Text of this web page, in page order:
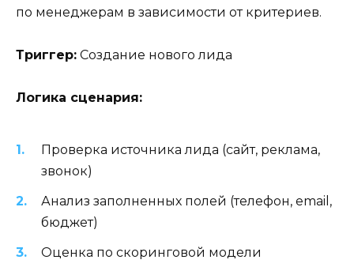
по менеджерам в зависимости от критериев.
Триггер: Создание нового лида
Логика сценария:
Проверка источника лида (сайт, реклама,
звонок)
Анализ заполненных полей (телефон, email,
бюджет)
Оценка по скоринговой модели